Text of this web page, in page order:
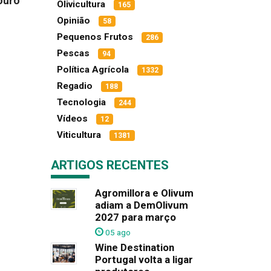
Olivicultura 165
Opinião 58
Pequenos Frutos 286
Pescas 94
Política Agrícola 1332
Regadio 188
Tecnologia 244
Vídeos 12
Viticultura 1381
ARTIGOS RECENTES
Agromillora e Olivum
adiam a DemOlivum
2027 para março
05 ago
Wine Destination
Portugal volta a ligar